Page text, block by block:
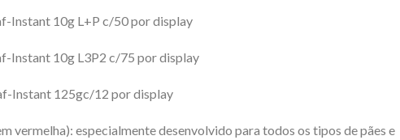
10g L+P c/50 por display
10g L3P2 c/75 por display
125gc/12 por display
especialmente desenvolvido para todos os tipos de pães e